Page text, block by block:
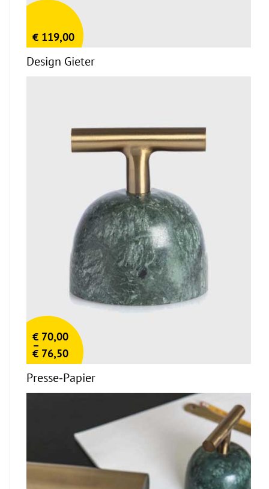
€ 119,00
Design Gieter
€ 70,00
–
€ 76,50
Presse-Papier